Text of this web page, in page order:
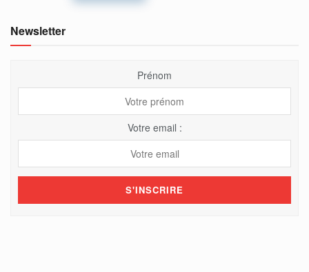
Newsletter
Prénom
Votre email :